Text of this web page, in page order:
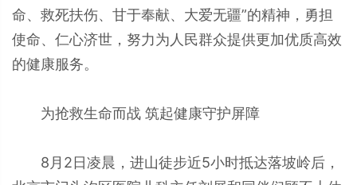
命、救死扶伤、甘于奉献、大爱无疆”的精神，勇担
使命、仁心济世，努力为人民群众提供更加优质高效
的健康服务。
为抢救生命而战 筑起健康守护屏障
8月2日凌晨，进山徒步近5小时抵达落坡岭后，